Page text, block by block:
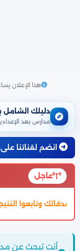
هذا الإعلان
دليلك الشامل
مدارس بعد
انضم لقناتنا
عاجل
تم اعتماد تنسيق الالتحاق
أنت تبحث عن